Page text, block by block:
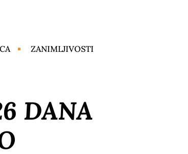
ZANIMLJIVOSTI
DANA